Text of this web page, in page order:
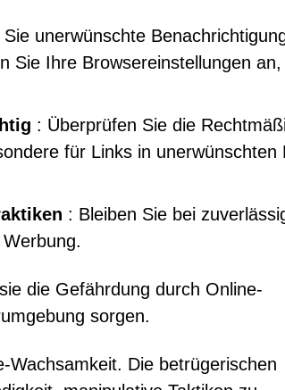
unerwünschte
Sie Ihre Browsereinstellungen an,
: Überprüfen Sie die
für Links in unerwünschten
: Bleiben Sie bei
die Gefährdung durch Online-
sorgen.
Wachsamkeit. Die betrügerischen